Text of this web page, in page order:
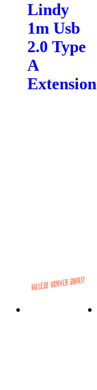
Lindy
1m Usb
2.0 Type
A
Extension